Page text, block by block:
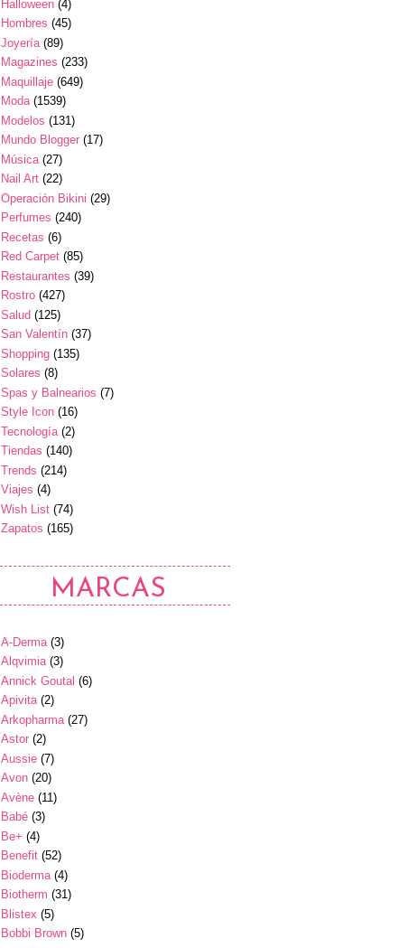
Halloween (4)
Hombres (45)
Joyería (89)
Magazines (233)
Maquillaje (649)
Moda (1539)
Modelos (131)
Mundo Blogger (17)
Música (27)
Nail Art (22)
Operación Bikini (29)
Perfumes (240)
Recetas (6)
Red Carpet (85)
Restaurantes (39)
Rostro (427)
Salud (125)
San Valentín (37)
Shopping (135)
Solares (8)
Spas y Balnearios (7)
Style Icon (16)
Tecnología (2)
Tiendas (140)
Trends (214)
Viajes (4)
Wish List (74)
Zapatos (165)
MARCAS
A-Derma (3)
Alqvimia (3)
Annick Goutal (6)
Apivita (2)
Arkopharma (27)
Astor (2)
Aussie (7)
Avon (20)
Avène (11)
Babé (3)
Be+ (4)
Benefit (52)
Bioderma (4)
Biotherm (31)
Blistex (5)
Bobbi Brown (5)